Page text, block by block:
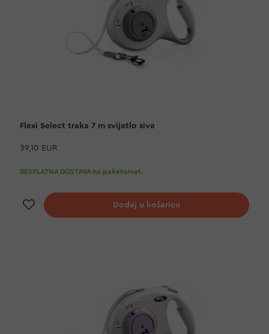
Flexi Select traka 7 m svijetlo siva
39,10 EUR
BESPLATNA DOSTAVA na paketomat.
Dodaj na listu želja
Dodaj u košaricu